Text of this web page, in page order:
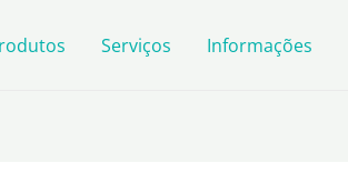
Serviços Informações